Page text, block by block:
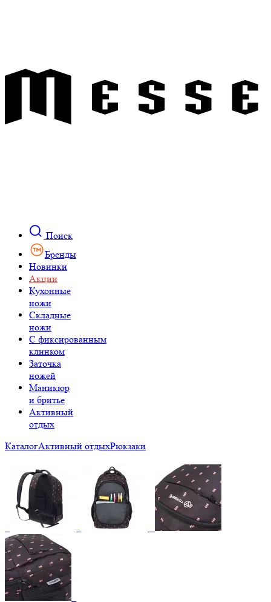
Поиск
Бренды
Новинки
Акции
Кухонные
ножи
Складные
ножи
C фиксированным
клинком
Заточка
ножей
Маникюр
и бритье
Активный
отдых
КаталогАктивный отдыхРюкзаки